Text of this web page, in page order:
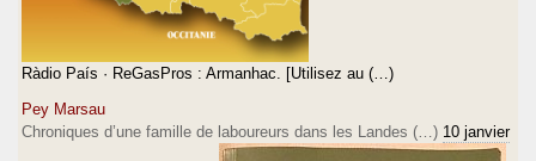
Ràdio País · ReGasPros : Armanhac. [Utilisez au (…)
Pey Marsau
Chroniques d’une famille de laboureurs dans les Landes (…) 10 janvier